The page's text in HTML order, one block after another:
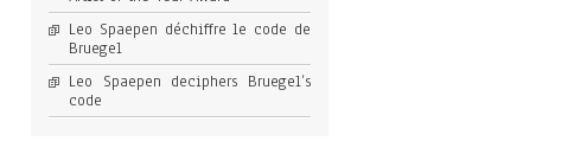
Leo Spaepen déchiffre le code de
Bruegel
Leo Spaepen deciphers Bruegel’s
code